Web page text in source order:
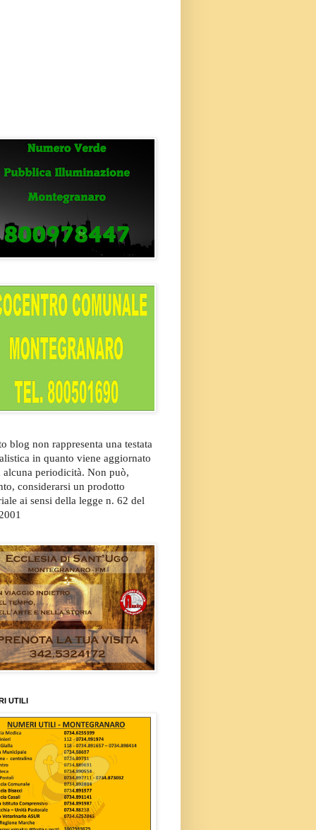
blog non rappresenta una testata
in quanto viene aggiornato
alcuna periodicità. Non può,
considerarsi un prodotto
ai sensi della legge n. 62 del
UTILI